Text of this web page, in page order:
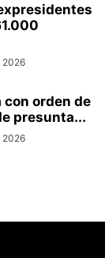
2026
con orden de
presunta...
2026